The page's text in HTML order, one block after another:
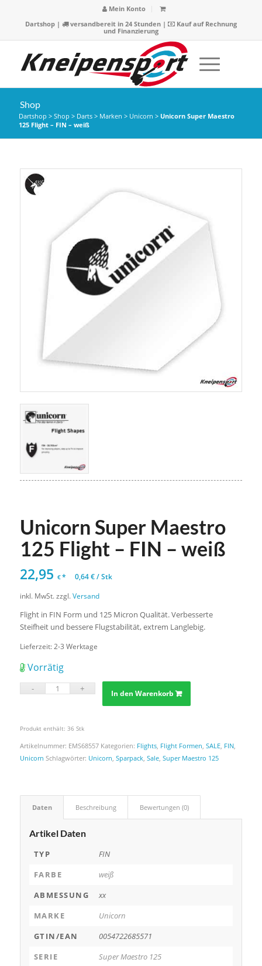
Mein Konto
Dartshop| versandbereit in 24 Stunden |
Kauf auf Rechnung
und Finanzierung
Shop
Dartshop > Shop > Darts> Marken > Unicorn > Unicorn Super Maestro
125 Flight – FIN – weiß
Unicorn Super Maestro
125 Flight – FIN – weiß
22,95 €* 0,64€/Stk
inkl. MwSt. zzgl.Versand
Flight in FIN Form und 125 Micron Qualität. Verbesserte
Steifheit und bessere Flugstabilität, extrem Langlebig.
Lieferzeit: 2-3 Werktage
Vorrätig
In den Warenkorb
Produkt enthält: 36 Stk
Artikelnummer: EMS68557 Kategorien: Flights, Flight Formen, SALE, FIN,
Unicorn Schlagwörter: Unicorn, Sparpack, Sale, Super Maestro 125
Daten Beschreibung Bewertungen (0)
Artikel Daten
TYP
FIN
FARBE
weiß
ABMESSUNG
xx
MARKE
Unicorn
GTIN/EAN
0054722685571
SERIE
Super Maestro 125